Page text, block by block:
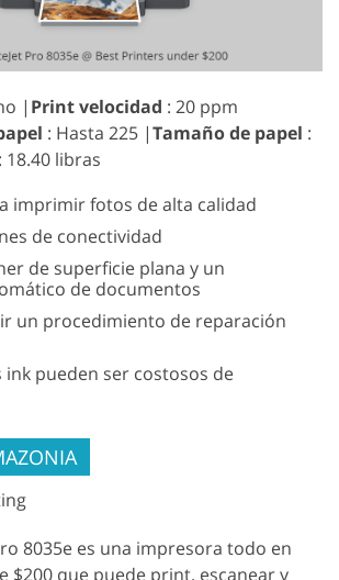
| Print velocidad : 20 ppm
: Hasta 225 |Tamaño de papel :
: 18.40 libras
imprimir fotos de alta calidad
de conectividad
de superficie plana y un
de documentos
un procedimiento de reparación
ink pueden ser costosos de
8035e es una impresora todo en
$200 que puede print, escanear y